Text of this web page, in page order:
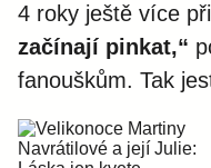
4 roky ještě více
začínají pinkat,“
fanouškům. Tak